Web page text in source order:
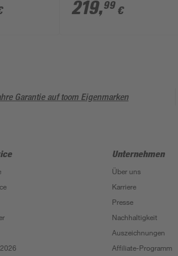
219,99 €
Garantie auf toom Eigenmarken
Unternehmen
Über uns
Karriere
Presse
Nachhaltigkeit
Auszeichnungen
Affiliate-Programm